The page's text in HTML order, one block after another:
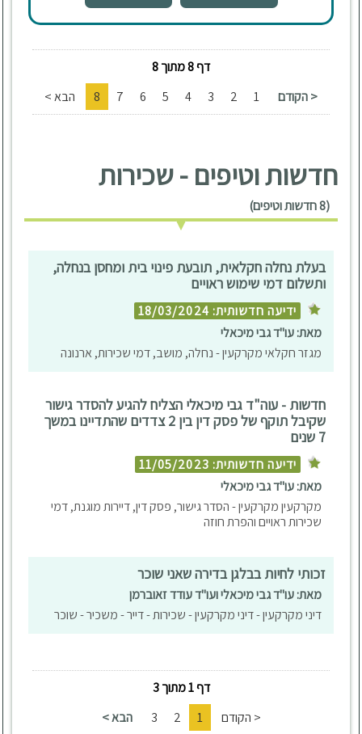
דף 8 מתוך 8
< הקודם
1
2
3
4
5
6
7
8 הבא >
חדשות וטיפים - שכירות
(8 חדשות וטיפים)
בעלת נחלה חקלאית, תובעת פינוי בית ומחסן בנחלה,
ותשלום דמי שימוש ראויים
ידיעה חדשותית: 18/03/2024
מאת: עו"ד גבי מיכאלי
מגזר חקלאי מקרקעין - נחלה, מושב, דמי שכירות, ארנונה
חדשות - עוה"ד גבי מיכאלי הצליח להגיע להסדר גישור
שקיבל תוקף של פסק דין בין 2 צדדים שהתדיינו במשך
7 שנים
ידיעה חדשותית: 11/05/2023
מאת: עו"ד גבי מיכאלי
מקרקעין מקרקעין - הסדר גישור, פסק דין, דיירות מוגנת, דמי
שכירות ראויים והפרת חוזה
זכותי לחיות בבלגן בדירה שאני שוכר
מאת: עו"ד גבי מיכאלי ועו"ד עודד זאוברמן
דיני מקרקעין - דיני מקרקעין - שכירות - דייר - משכיר - שוכר
דף 1 מתוך 3
< הקודם
1
2
3 הבא >